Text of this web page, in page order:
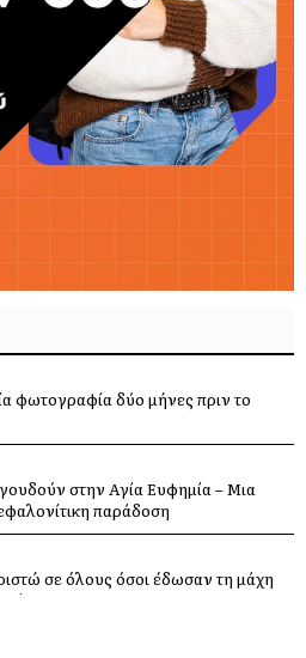
φωτογραφία δύο μήνες πριν το
στην Αγία Ευφημία – Μια
παράδοση
σε όλους όσοι έδωσαν τη μάχη